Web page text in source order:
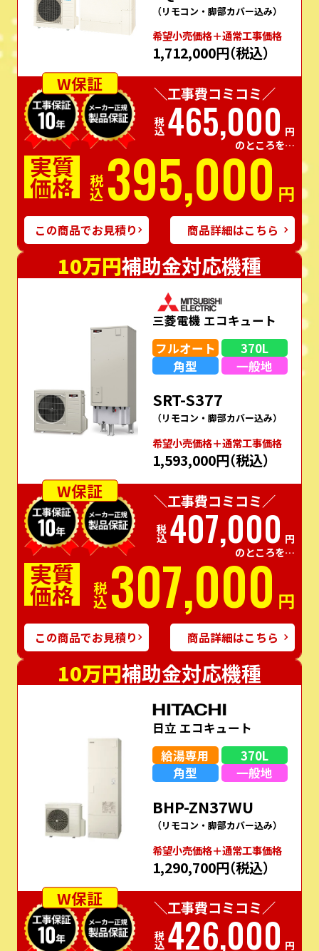
（リモコン・脚部カバー込み）
希望⼩売価格＋通常⼯事価格
1,712,000円（税込）
W保証
＼工事費コミコミ／
税込465,000 円
のところを…
実質
価格 税込395,000 円
この商品でお見積り 商品詳細はこちら
10万円補助金対応機種
三菱電機 エコキュート
フルオート
370L
角型
一般地
SRT-S377
（リモコン・脚部カバー込み）
希望⼩売価格＋通常⼯事価格
1,593,000円（税込）
W保証
＼工事費コミコミ／
税込407,000 円
のところを…
実質
価格 税込307,000 円
この商品でお見積り 商品詳細はこちら
10万円補助金対応機種
日立 エコキュート
給湯専用
370L
角型
一般地
BHP-ZN37WU
（リモコン・脚部カバー込み）
希望⼩売価格＋通常⼯事価格
1,290,700円（税込）
W保証
＼工事費コミコミ／
税込426,000 円